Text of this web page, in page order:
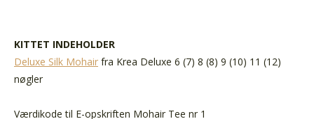
KITTET INDEHOLDER
Deluxe Silk Mohair fra Krea Deluxe 6 (7) 8 (8) 9 (10) 11 (12)
nøgler
Værdikode til E-opskriften Mohair Tee nr 1